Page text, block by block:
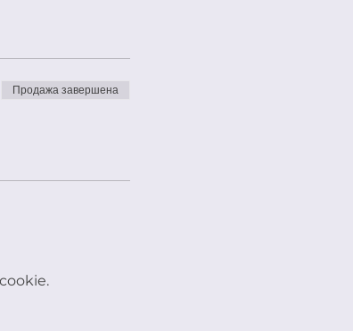
Продажа завершена